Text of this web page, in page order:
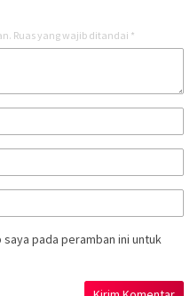
Ruas yang wajib ditandai *
pada peramban ini untuk